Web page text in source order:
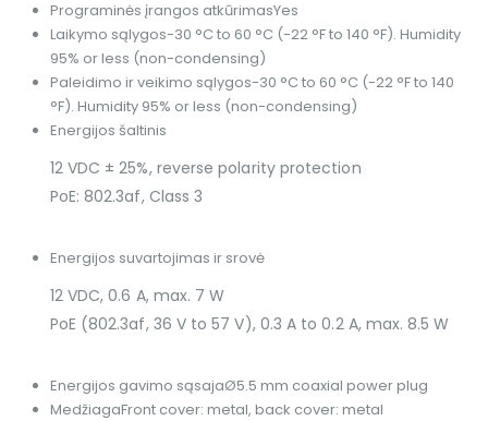
Programinės įrangos atkūrimasYes
Laikymo sąlygos-30 °C to 60 °C (-22 °F to 140 °F). Humidity
95% or less (non-condensing)
Paleidimo ir veikimo sąlygos-30 °C to 60 °C (-22 °F to 140
°F). Humidity 95% or less (non-condensing)
Energijos šaltinis
12 VDC ± 25%, reverse polarity protection
PoE: 802.3af, Class 3
Energijos suvartojimas ir srovė
12 VDC, 0.6 A, max. 7 W
PoE (802.3af, 36 V to 57 V), 0.3 A to 0.2 A, max. 8.5 W
Energijos gavimo sąsajaØ5.5 mm coaxial power plug
MedžiagaFront cover: metal, back cover: metal